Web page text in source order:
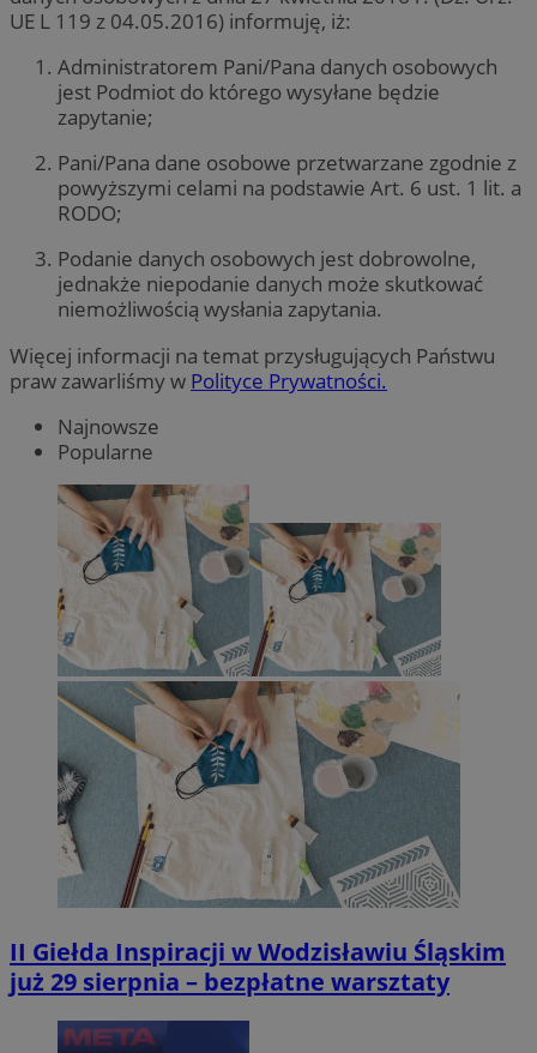
UE L 119 z 04.05.2016) informuję, iż:
Administratorem Pani/Pana danych osobowych
jest Podmiot do którego wysyłane będzie
zapytanie;
Pani/Pana dane osobowe przetwarzane zgodnie z
powyższymi celami na podstawie Art. 6 ust. 1 lit. a
RODO;
Podanie danych osobowych jest dobrowolne,
jednakże niepodanie danych może skutkować
niemożliwością wysłania zapytania.
Więcej informacji na temat przysługujących Państwu
praw zawarliśmy w Polityce Prywatności.
Najnowsze
Popularne
II Giełda Inspiracji w Wodzisławiu Śląskim
już 29 sierpnia – bezpłatne warsztaty